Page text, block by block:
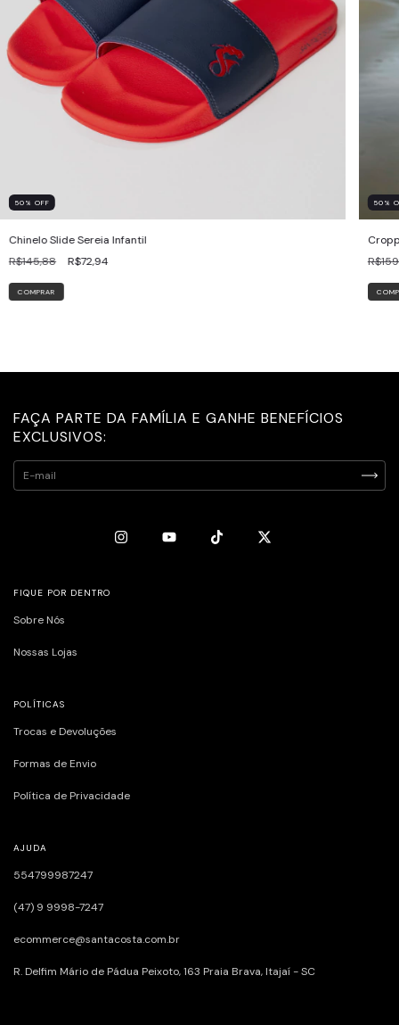
50 % OFF
Chinelo Slide Sereia Infantil
R$145,88
R$72,94
COMPRAR
50 %
FAÇA PARTE DA FAMÍLIA E GANHE BENEFÍCIOS
EXCLUSIVOS:
FIQUE POR DENTRO
Sobre Nós
Nossas Lojas
POLÍTICAS
Trocas e Devoluções
Formas de Envio
Política de Privacidade
AJUDA
554799987247
(47) 9 9998-7247
ecommerce@santacosta.com.br
R. Delfim Mário de Pádua Peixoto, 163ㅤㅤㅤㅤㅤㅤㅤㅤㅤㅤㅤㅤ Praia Brava, Itajaí - SC